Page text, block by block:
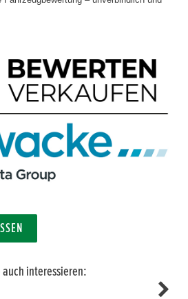
auch interessieren: